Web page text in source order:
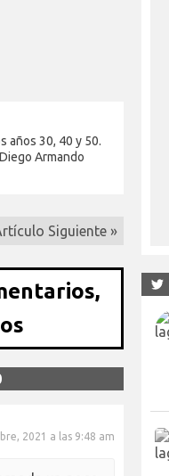
años 30, 40 y 50.
Armando
Siguiente »
2021 a las 9:48 am